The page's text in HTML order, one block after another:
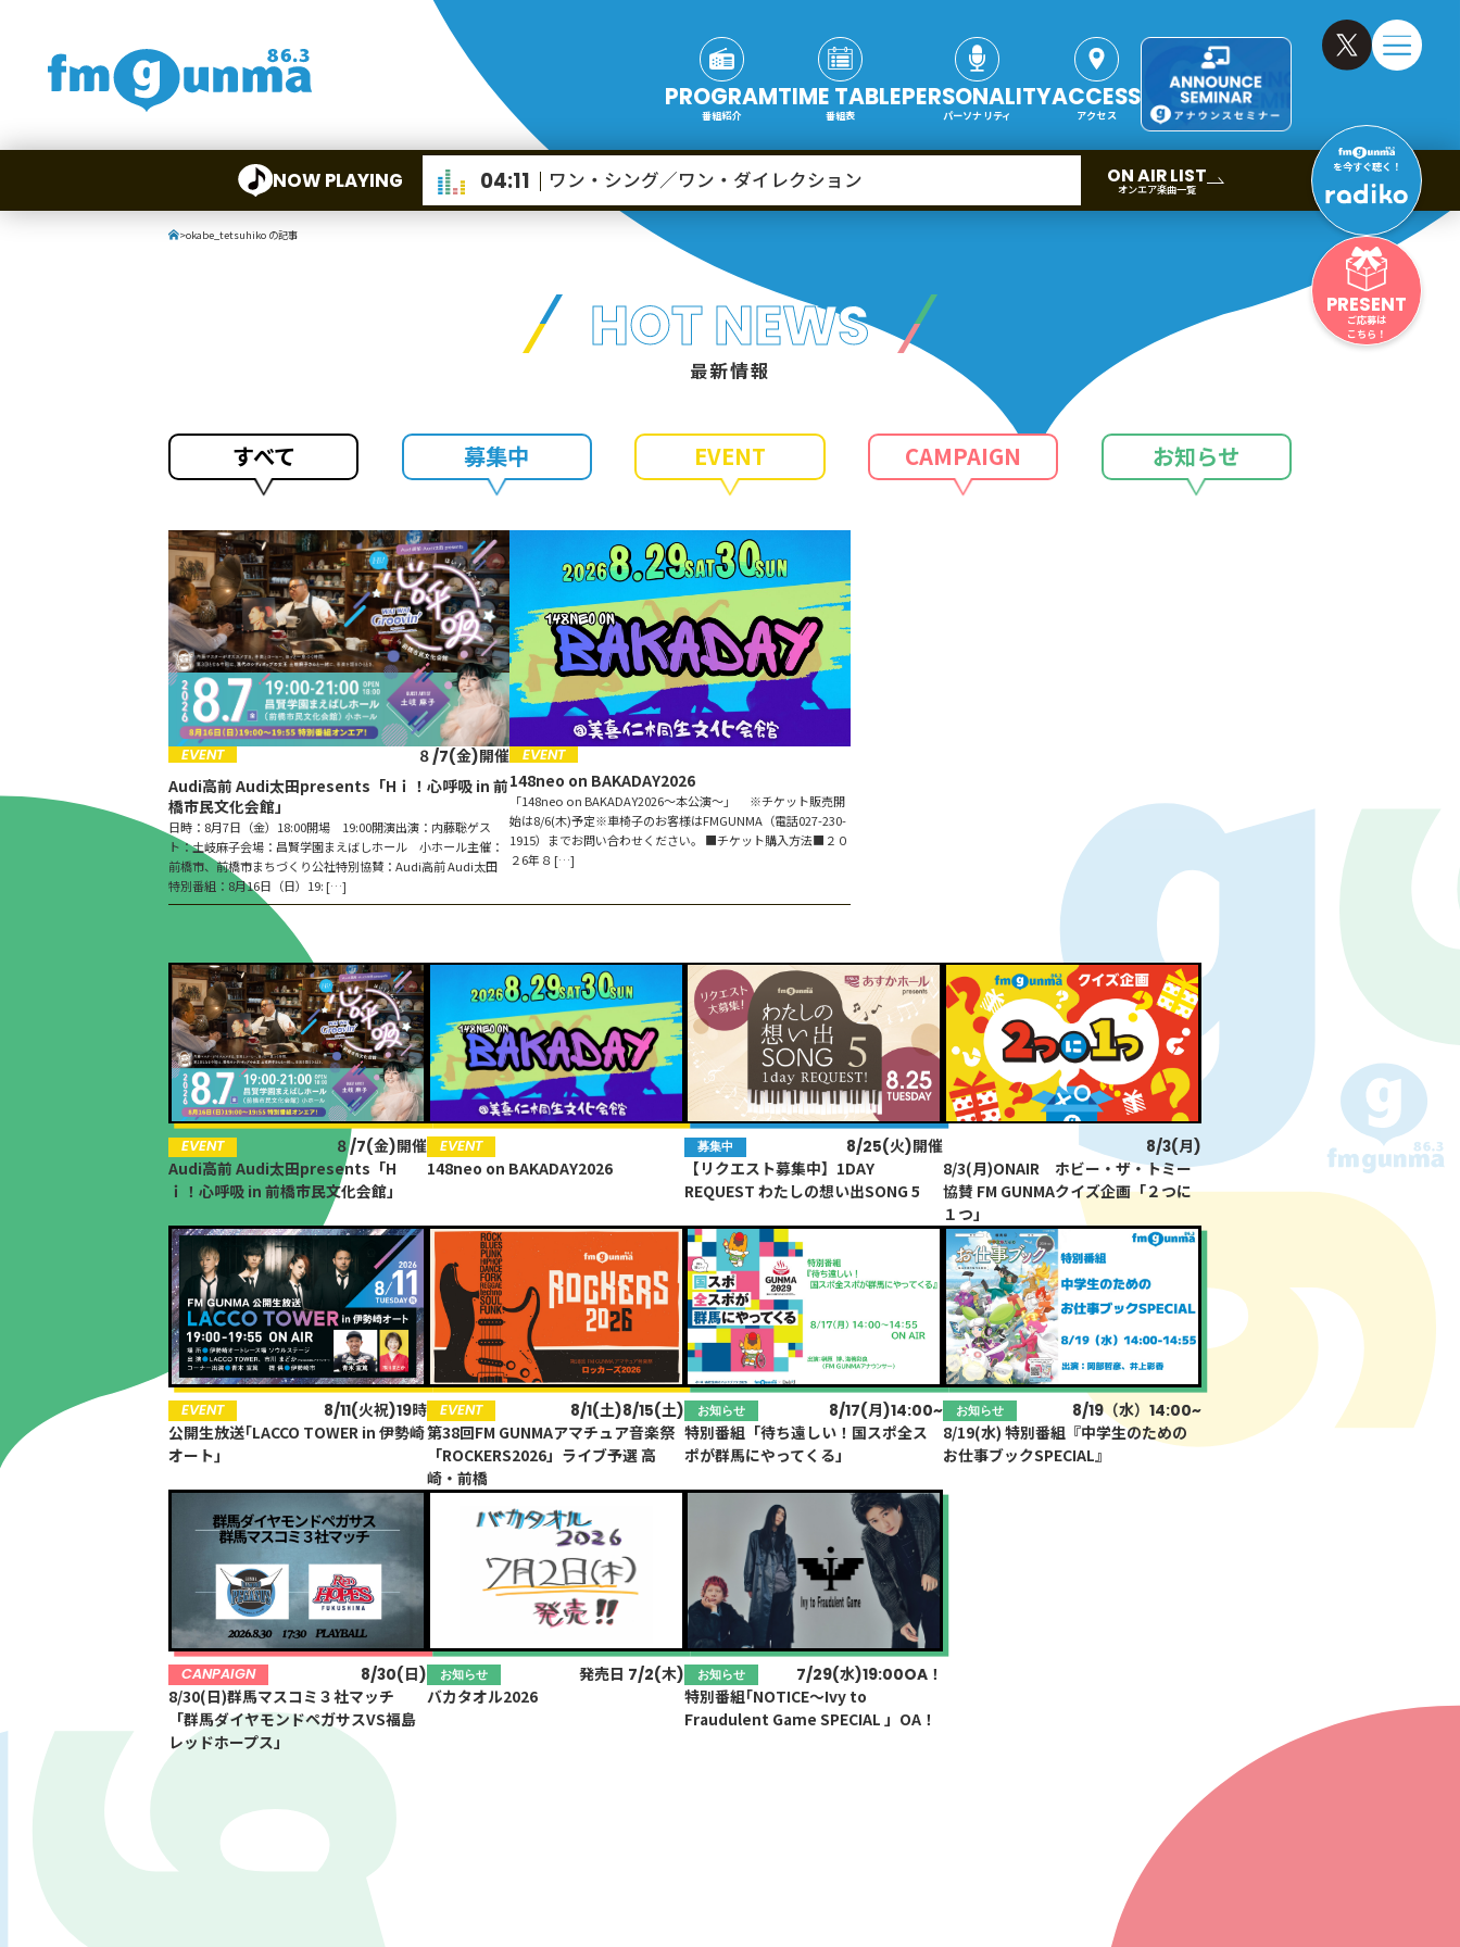
NOW PLAYING ON AIR LIST
オンエア楽曲一覧
04:11 ワン・シング／ワン・ダイレクション
PROGRAM
番組紹介
TIME TABLE
番組表
PERSONALITY
パーソナリティ
ACCESS
アクセス
HOT NEWS最新情報 POWER PLAYパワープレイ
ゲスト情報 G-Selection
SPECIALタイアップ企画 STAY TUNED!STAY TUNED!バックナンバー
会社概要 ラジオ広告
後援情報
採用情報
アナウンスセミナー
Main 86.3MHz
Haruna
82.2MHz
Naganohara
82.0MHz
Numata
77.8MHz
Onishi
87.1MHz
Kusatsu
76.7MHz
Manba
88.0MHz
Tone
79.4MHz
を今すぐ聴く！
PRESENT
ご応募は
こちら！
>okabe_tetsuhiko の記事
HOT NEWS
最新情報
すべて 募集中 EVENT CAMPAIGN お知らせ
EVENT
８/7(金)開催
Audi高前 Audi太田presents「Hｉ！心呼吸 in 前
橋市民文化会館」
日時：8月7日（金）18:00開場 19:00開演出演：内藤聡ゲス
ト：土岐麻子会場：昌賢学園まえばしホール 小ホール主催：
前橋市、前橋市まちづくり公社特別協賛：Audi高前 Audi太田
特別番組：8月16日（日）19: […]
EVENT
148neo on BAKADAY2026
「148neo on BAKADAY2026〜本公演〜」 ※チケット販売開
始は8/6(木)予定※車椅子のお客様はFMGUNMA（電話027-230-
1915）までお問い合わせください。 ■チケット購入方法■２０
２6年８ […]
EVENT
８/7(金)開催
Audi高前 Audi太田presents「H
ｉ！心呼吸 in 前橋市民文化会館」
EVENT
148neo on BAKADAY2026
募集中
8/25(火)開催
【リクエスト募集中】1DAY
REQUEST わたしの想い出SONG 5
8/3(月)
8/3(月)ONAIR ホビー・ザ・トミー
協賛 FM GUNMAクイズ企画「２つに
１つ」
EVENT
8/11(火祝)19時
公開生放送｢LACCO TOWER in 伊勢崎
オート｣
EVENT
8/1(土)8/15(土)
第38回FM GUNMAアマチュア音楽祭
「ROCKERS2026」ライブ予選 高
崎・前橋
お知らせ
8/17(月)14:00~
特別番組「待ち遠しい！国スポ全ス
ポが群馬にやってくる」
お知らせ
8/19（水）14:00~
8/19(水) 特別番組『中学生のための
お仕事ブックSPECIAL』
CANPAIGN
8/30(日)
8/30(日)群馬マスコミ３社マッチ
「群馬ダイヤモンドペガサスVS福島
レッドホープス」
お知らせ
発売日 7/2(木)
バカタオル2026
お知らせ
7/29(水)19:00OA！
特別番組｢NOTICE～Ivy to
Fraudulent Game SPECIAL 」OA！